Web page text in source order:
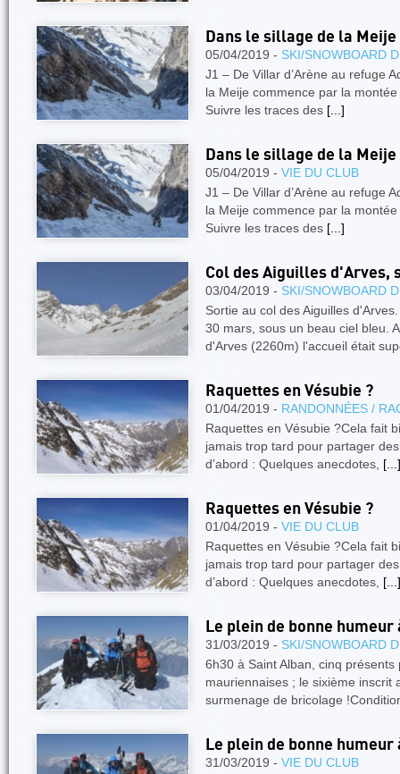
Dans le sillage de la Meije
05/04/2019 - SKI/SNOWBOARD
J1 – De Villar d’Arène au
la Meije commence par la
Suivre les traces des [...]
Dans le sillage de la Meije
05/04/2019 - VIE DU CLUB
J1 – De Villar d’Arène au
la Meije commence par la
Suivre les traces des [...]
Col des Aiguilles d'Arves,
03/04/2019 - SKI/SNOWBOARD
Sortie au col des Aiguilles
30 mars, sous un beau ciel bleu.
d'Arves (2260m) l'accueil était
Raquettes en Vésubie ?
01/04/2019 - RANDONNÉES /
Raquettes en Vésubie ?Cela fait
jamais trop tard pour partager
d’abord : Quelques anecdotes, [...]
Raquettes en Vésubie ?
01/04/2019 - VIE DU CLUB
Raquettes en Vésubie ?Cela fait
jamais trop tard pour partager
d’abord : Quelques anecdotes, [...]
Le plein de bonne
31/03/2019 - SKI/SNOWBOARD
6h30 à Saint Alban, cinq
mauriennaises ; le sixième inscrit
surmenage de bricolage
Le plein de bonne
31/03/2019 - VIE DU CLUB